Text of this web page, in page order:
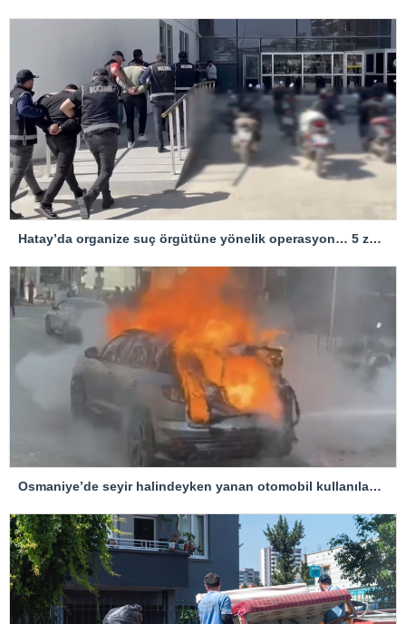
Hatay’da organize suç örgütüne yönelik operasyon… 5 zanlı tutuklandı
Osmaniye’de seyir halindeyken yanan otomobil kullanılamaz hale geldi